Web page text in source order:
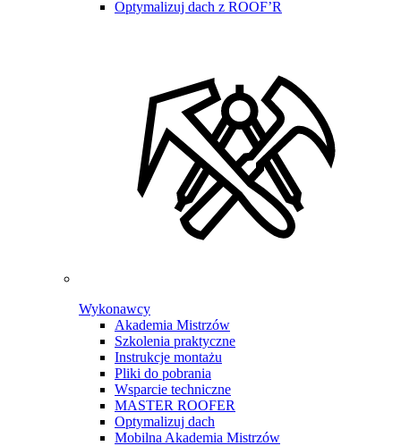
Optymalizuj dach z ROOF’R
Wykonawcy
Akademia Mistrzów
Szkolenia praktyczne
Instrukcje montażu
Pliki do pobrania
Wsparcie techniczne
MASTER ROOFER
Optymalizuj dach
Mobilna Akademia Mistrzów